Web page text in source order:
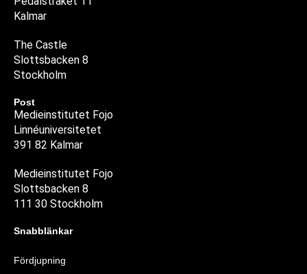
Kalmar
The Castle
Slottsbacken 8
Stockholm
Post
Medieinstitutet Fojo
Linnéuniversitetet
391 82 Kalmar
Medieinstitutet Fojo
Slottsbacken 8
111 30 Stockholm
Snabblänkar
Fördjupning